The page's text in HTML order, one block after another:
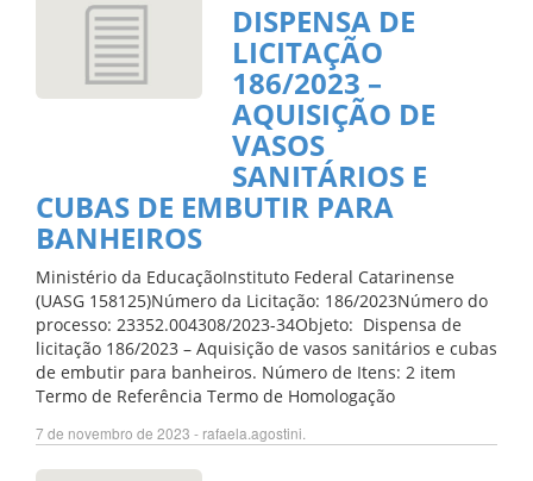
DISPENSA DE
LICITAÇÃO
186/2023 –
AQUISIÇÃO DE
VASOS
SANITÁRIOS E
CUBAS DE EMBUTIR PARA
BANHEIROS
Ministério da EducaçãoInstituto Federal Catarinense
(UASG 158125)Número da Licitação: 186/2023Número do
processo: 23352.004308/2023-34Objeto: Dispensa de
licitação 186/2023 – Aquisição de vasos sanitários e cubas
de embutir para banheiros. Número de Itens: 2 item
Termo de Referência Termo de Homologação
7 de novembro de 2023 - rafaela.agostini.